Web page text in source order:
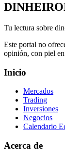
Tu lectura sobre
Este portal no
opinión, con piel
Inicio
Mercados
Trading
Inversiones
Negocios
Calendario
Acerca de